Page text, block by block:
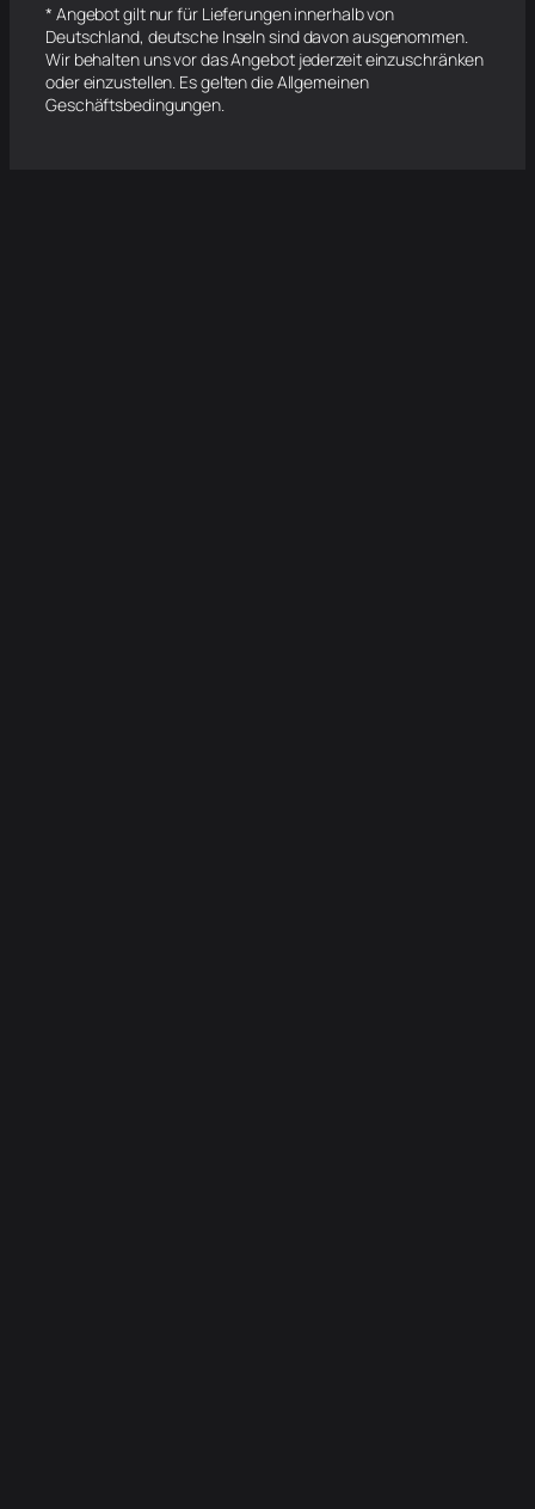
* Angebot gilt nur für Lieferungen innerhalb von
Deutschland, deutsche Inseln sind davon ausgenommen.
Wir behalten uns vor das Angebot jederzeit einzuschränken
oder einzustellen. Es gelten die Allgemeinen
Geschäftsbedingungen.